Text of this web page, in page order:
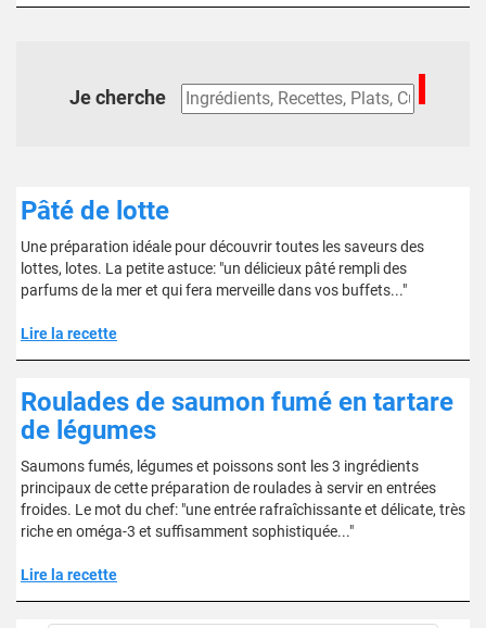
Je cherche
Pâté de lotte
Une préparation idéale pour découvrir toutes les saveurs des
lottes, lotes. La petite astuce: "un délicieux pâté rempli des
parfums de la mer et qui fera merveille dans vos buffets..."
Lire la recette
Roulades de saumon fumé en tartare
de légumes
Saumons fumés, légumes et poissons sont les 3 ingrédients
principaux de cette préparation de roulades à servir en entrées
froides. Le mot du chef: "une entrée rafraîchissante et délicate, très
riche en oméga-3 et suffisamment sophistiquée..."
Lire la recette